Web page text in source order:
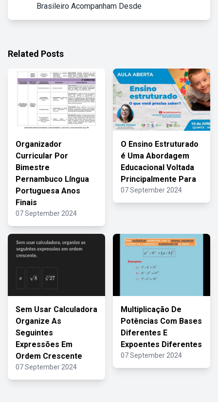
Brasileiro Acompanham Desde
Related Posts
Organizador
Curricular Por
Bimestre
Pernambuco Língua
Portuguesa Anos
Finais
07 September 2024
O Ensino Estruturado
é Uma Abordagem
Educacional Voltada
Principalmente Para
07 September 2024
Sem Usar Calculadora
Organize As
Seguintes
Expressões Em
Ordem Crescente
07 September 2024
Multiplicação De
Potências Com Bases
Diferentes E
Expoentes Diferentes
07 September 2024